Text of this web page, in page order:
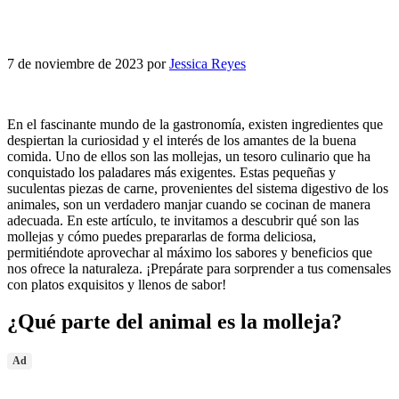
7 de noviembre de 2023 porJessica Reyes
En el fascinante mundo de la gastronomía, existen ingredientes que
despiertan la curiosidad y el interés de los amantes de la buena
comida. Uno de ellos son las mollejas, un tesoro culinario que ha
conquistado los paladares más exigentes. Estas pequeñas y
suculentas piezas de carne, provenientes del sistema digestivo de los
animales, son un verdadero manjar cuando se cocinan de manera
adecuada. En este artículo, te invitamos a descubrir qué son las
mollejas y cómo puedes prepararlas de forma deliciosa,
permitiéndote aprovechar al máximo los sabores y beneficios que
nos ofrece la naturaleza. ¡Prepárate para sorprender a tus comensales
con platos exquisitos y llenos de sabor!
¿Qué parte del animal es la molleja?
Ad